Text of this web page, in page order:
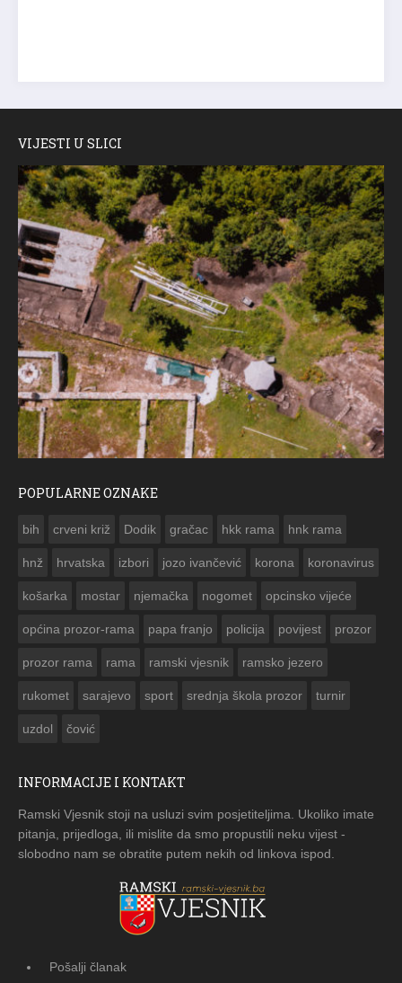
VIJESTI U SLICI
POPULARNE OZNAKE
bih crveni križ Dodik gračac hkk rama hnk rama
hnž hrvatska izbori jozo ivančević korona koronavirus
košarka mostar njemačka nogomet opcinsko vijeće
općina prozor-rama papa franjo policija povijest prozor
prozor rama rama ramski vjesnik ramsko jezero
rukomet sarajevo sport srednja škola prozor turnir
uzdol čović
INFORMACIJE I KONTAKT
Ramski Vjesnik stoji na usluzi svim posjetiteljima. Ukoliko imate
pitanja, prijedloga, ili mislite da smo propustili neku vijest -
slobodno nam se obratite putem nekih od linkova ispod.
Pošalji članak